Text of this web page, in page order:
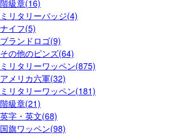
階級章(16)
ミリタリーバッジ(4)
ナイフ(5)
ブランドロゴ(9)
その他のピンズ(64)
ミリタリーワッペン(875)
アメリカ六軍(32)
ミリタリーワッペン(181)
階級章(21)
英字・英文(68)
国旗ワッペン(98)